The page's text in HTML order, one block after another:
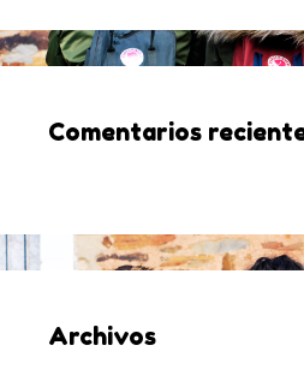
Comentarios
Archivos